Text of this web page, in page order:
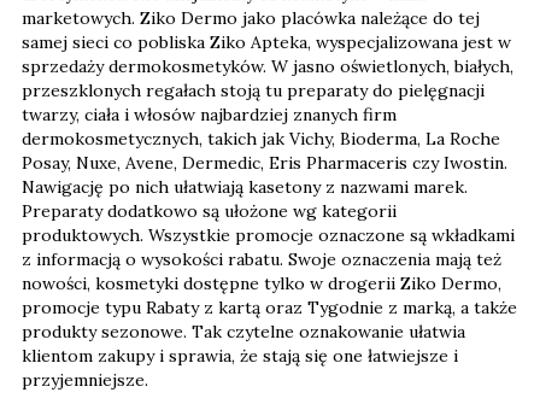
marketowych. Ziko Dermo jako placówka należące do tej
samej sieci co pobliska Ziko Apteka, wyspecjalizowana jest w
sprzedaży dermokosmetyków. W jasno oświetlonych, białych,
przeszklonych regałach stoją tu preparaty do pielęgnacji
twarzy, ciała i włosów najbardziej znanych firm
dermokosmetycznych, takich jak Vichy, Bioderma, La Roche
Posay, Nuxe, Avene, Dermedic, Eris Pharmaceris czy Iwostin.
Nawigację po nich ułatwiają kasetony z nazwami marek.
Preparaty dodatkowo są ułożone wg kategorii
produktowych. Wszystkie promocje oznaczone są wkładkami
z informacją o wysokości rabatu. Swoje oznaczenia mają też
nowości, kosmetyki dostępne tylko w drogerii Ziko Dermo,
promocje typu Rabaty z kartą oraz Tygodnie z marką, a także
produkty sezonowe. Tak czytelne oznakowanie ułatwia
klientom zakupy i sprawia, że stają się one łatwiejsze i
przyjemniejsze.